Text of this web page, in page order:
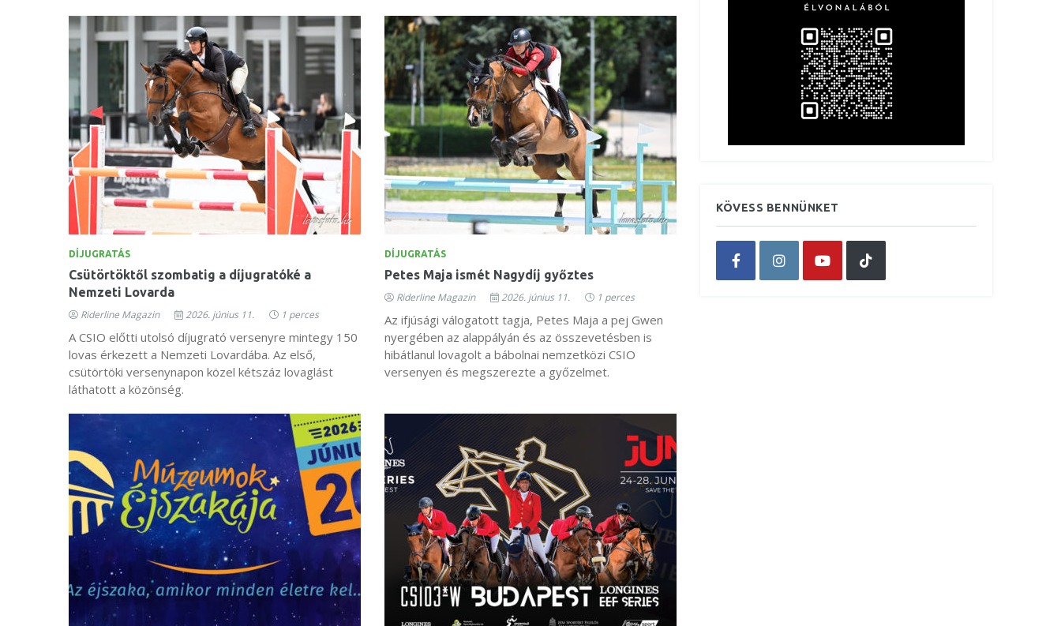
DÍJUGRATÁS
Csütörtöktől szombatig a díjugratóké a
Nemzeti Lovarda
Riderline Magazin 2026. június 11. 1 perces
A CSIO előtti utolsó díjugrató versenyre mintegy 150
lovas érkezett a Nemzeti Lovardába. Az első,
csütörtöki versenynapon közel kétszáz lovaglást
láthatott a közönség.
DÍJUGRATÁS
Petes Maja ismét Nagydíj győztes
Riderline Magazin 2026. június 11. 1 perces
Az ifjúsági válogatott tagja, Petes Maja a pej Gwen
nyergében az alappályán és az összevetésben is
hibátlanul lovagolt a bábolnai nemzetközi CSIO
versenyen és megszerezte a győzelmet.
KÖVESS BENNÜNKET